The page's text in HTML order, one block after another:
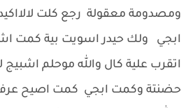
ومصدومة معقولة رجع كلت
ابجي ولك حيدر اسويت بية كمت
اتقرب علية كال والله موحلم
حضنتة وكمت ابجي كمت اصيح